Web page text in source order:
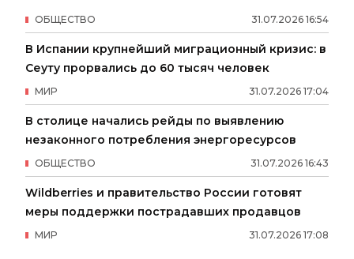
31.07.2026 16:54
ОБЩЕСТВО
В Испании крупнейший миграционный кризис: в
Сеуту прорвались до 60 тысяч человек
31.07.2026 17:04
МИР
В столице начались рейды по выявлению
незаконного потребления энергоресурсов
31.07.2026 16:43
ОБЩЕСТВО
Wildberries и правительство России готовят
меры поддержки пострадавших продавцов
31.07.2026 17:08
МИР